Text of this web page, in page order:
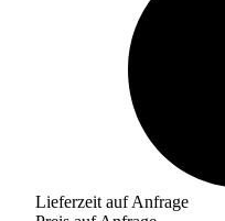
Lieferzeit auf Anfrage